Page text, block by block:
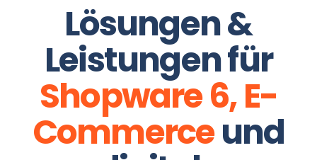
Lösungen &
Leistungen für
Shopware 6, E-
Commerceund